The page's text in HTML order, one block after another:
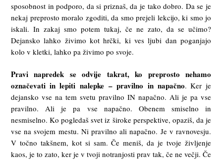
sposobnost in podporo, da si priznaš, da je tako dobro. Da se je
nekaj preprosto moralo zgoditi, da smo prejeli lekcijo, ki smo jo
iskali. In zakaj smo potem tukaj, če ne zato, da se učimo?
Dejansko lahko živimo kot hrčki, ki ves ljubi dan poganjajo
kolo v kletki, lahko pa živimo po svoje.
Pravi napredek se odvije takrat, ko preprosto nehamo
označevati in lepiti nalepke – pravilno in napačno. Ker je
dejansko vse na tem svetu pravilno IN napačno. Ali je pa vse
pravilno. Ali je pa vse napačno. Obenem smiselno in
nesmiselno. Ko pogledaš svet iz široke perspektive, opaziš, da je
vse na svojem mestu. Ni pravilno ali napačno. Je v ravnovesju.
V točno takšnem, kot si sam. Če meniš, da je tvoje življenje
kaos, je to zato, ker je v tvoji notranjosti prav tak, če ne večji. Če